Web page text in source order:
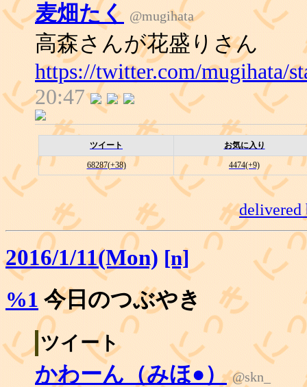
麦畑たく @mugihata
高森さんが花盛りさん
https://twitter.com/mugihata/
20:47
ツイート お気に入り
68287(+38) 4474(+9)
2016/1/11(Mon) [n]
%1 今日のつぶやき
ツイート
かわーん（みほ●） @skn_